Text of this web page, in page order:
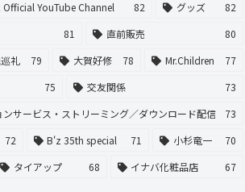
YouTube Channel 82 グッズ
82
81 直前販売
80
礼
79 大賀好修 78 Mr.Children
77
75 交友関係
73
サービス・ストリーミング／ダウンロード配信
73
72 B'z 35th special 71 小杉竜一
70
タイアップ 68 イナバ化粧品店 67